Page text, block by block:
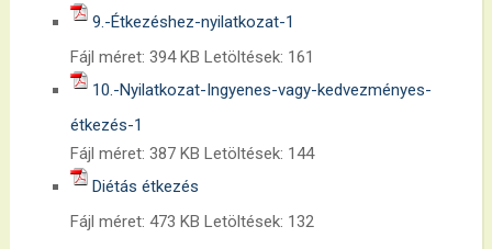
9.-Étkezéshez-nyilatkozat-1
Fájl méret: 394 KB Letöltések: 161
10.-Nyilatkozat-Ingyenes-vagy-kedvezményes-
étkezés-1
Fájl méret: 387 KB Letöltések: 144
Diétás étkezés
Fájl méret: 473 KB Letöltések: 132